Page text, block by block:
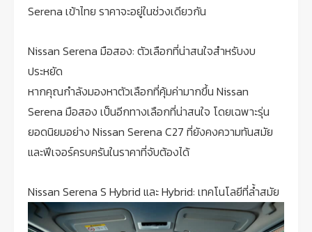
Serena เข้าไทย ราคาจะอยู่ในช่วงเดียวกัน
Nissan Serena มือสอง: ตัวเลือกที่น่าสนใจสำหรับงบ
ประหยัด
หากคุณกำลังมองหาตัวเลือกที่คุ้มค่ามากขึ้น Nissan
Serena มือสอง เป็นอีกทางเลือกที่น่าสนใจ โดยเฉพาะรุ่น
ยอดนิยมอย่าง Nissan Serena C27 ที่ยังคงความทันสมัย
และฟีเจอร์ครบครันในราคาที่จับต้องได้
Nissan Serena S Hybrid และ Hybrid: เทคโนโลยีที่ล้ำสมัย